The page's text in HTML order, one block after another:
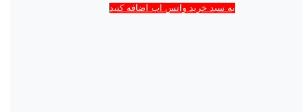
به سبد خرید واتس اپ اضافه کنید